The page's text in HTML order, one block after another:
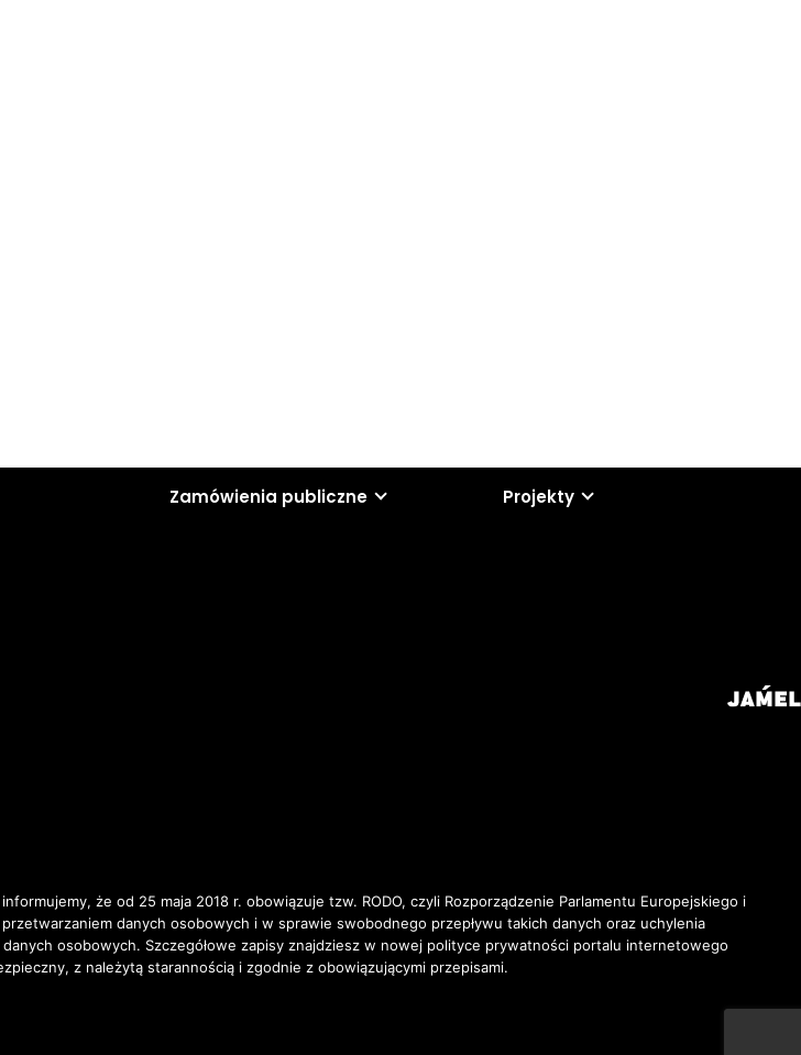
Zamówienia publiczne Projekty
że od 25 maja 2018 r. obowiązuje tzw. RODO, czyli Rozporządzenie Parlamentu Europejskiego i
danych osobowych i w sprawie swobodnego przepływu takich danych oraz uchylenia
osobowych. Szczegółowe zapisy znajdziesz w nowej polityce prywatności portalu internetowego
z należytą starannością i zgodnie z obowiązującymi przepisami.